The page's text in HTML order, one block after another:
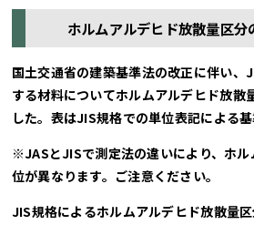
ホルムアルデヒド放散量区分
国土交通省の建築基準法の改正に伴い、
する材料についてホルムアルデヒド放散
した。表はJIS規格での単位表記による基
※JASとJISで測定法の違いにより、ホ
位が異なります。ご注意ください。
JIS規格によるホルムアルデヒド放散量